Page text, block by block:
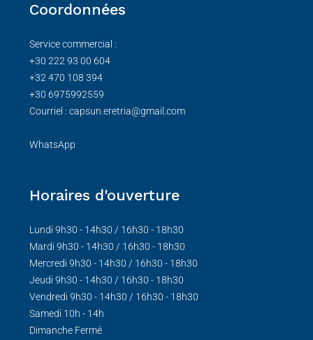
Coordonnées
Service commercial :
+30 222 93 00 604
+32 470 108 394
+30 6975992559
Courriel : capsun.eretria@gmail.com
WhatsApp
Horaires d'ouverture
Lundi 9h30 - 14h30 / 16h30 - 18h30
Mardi 9h30 - 14h30 / 16h30 - 18h30
Mercredi 9h30 - 14h30 / 16h30 - 18h30
Jeudi 9h30 - 14h30 / 16h30 - 18h30
Vendredi 9h30 - 14h30 / 16h30 - 18h30
Samedi 10h - 14h
Dimanche Fermé